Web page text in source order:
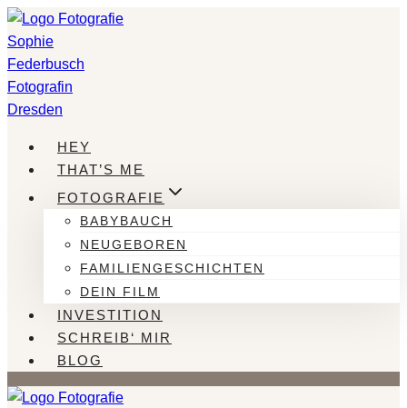
Zum
Inhalt
springen
HEY
THAT’S ME
FOTOGRAFIE
BABYBAUCH
NEUGEBOREN
FAMILIENGESCHICHTEN
DEIN FILM
INVESTITION
SCHREIB‘ MIR
BLOG